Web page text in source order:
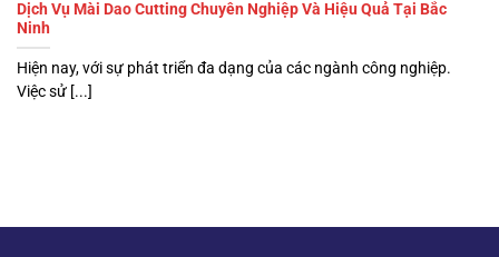
Dịch Vụ Mài Dao Cutting Chuyên Nghiệp Và Hiệu Quả Tại Bắc
Ninh
Hiện nay, với sự phát triển đa dạng của các ngành công nghiệp.
Việc sử [...]